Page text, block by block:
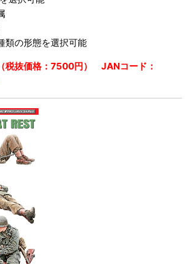
類の形態を選択可能
税抜価格：7500円） JANコード：